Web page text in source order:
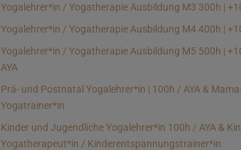
Yogalehrer*in / Yogatherapie Ausbildung M3 300h |
Yogalehrer*in / Yogatherapie Ausbildung M4 400h |
Yogalehrer*in / Yogatherapie Ausbildung M5 500h |
AYA
Prä- und Postnatal Yogalehrer*in | 100h / AYA &
Yogatrainer*in
Kinder und Jugendliche Yogalehrer*in 100h / AYA &
Yogatherapeut*in / Kinderentspannungstrainer*in